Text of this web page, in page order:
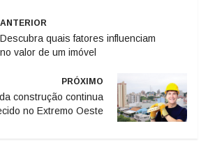
ANTERIOR
Descubra quais fatores influenciam
no valor de um imóvel
PRÓXIMO
construção continua
no Extremo Oeste